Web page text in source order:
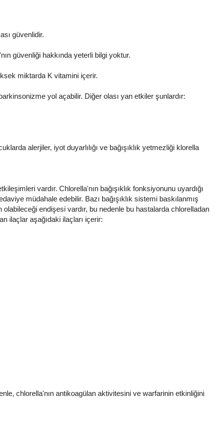
güvenlidir.
güvenliği hakkında yeterli bilgi yoktur.
miktarda K vitamini içerir.
yol açabilir. Diğer olası yan etkiler şunlardır:
alerjiler, iyot duyarlılığı ve bağışıklık yetmezliği klorella
vardır. Chlorella'nın bağışıklık fonksiyonunu uyardığı
müdahale edebilir. Bazı bağışıklık sistemi baskılanmış
endişesi vardır, bu nedenle bu hastalarda chlorelladan
ilaçlar aşağıdaki ilaçları içerir:
chlorella'nın antikoagülan aktivitesini ve warfarinin etkinliğini